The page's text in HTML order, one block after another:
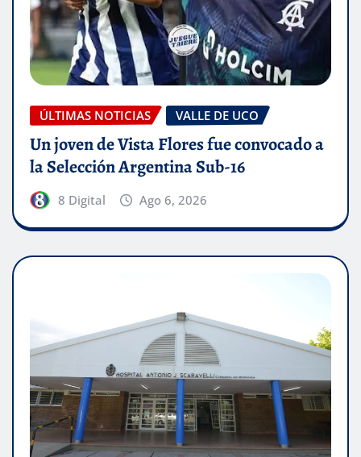
ÚLTIMAS NOTICIAS VALLE DE UCO
Un joven de Vista Flores fue convocado a
la Selección Argentina Sub-16
8 Digital Ago 6, 2026